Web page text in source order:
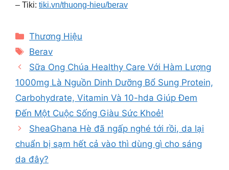
– Tiki: tiki.vn/thuong-hieu/berav
Categories
Thương Hiệu
Tags
Berav
Sữa Ong Chúa Healthy Care Với Hàm Lượng
1000mg Là Nguồn Dinh Dưỡng Bổ Sung Protein,
Carbohydrate, Vitamin Và 10-hda Giúp Đem
Đến Một Cuộc Sống Giàu Sức Khoẻ!
SheaGhana Hè đã ngấp nghé tới rồi, da lại
chuẩn bị sạm hết cả vào thì dùng gì cho sáng
da đây?